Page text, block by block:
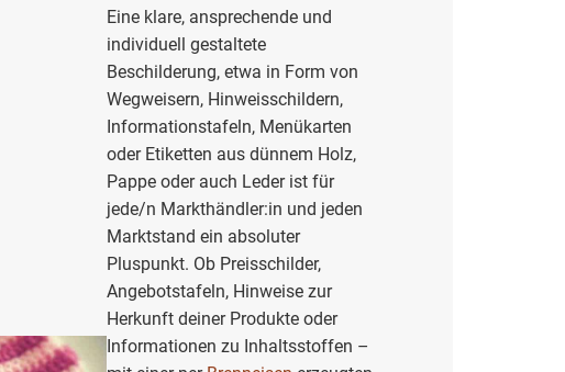
Eine klare, ansprechende und
individuell gestaltete
Beschilderung, etwa in Form von
Wegweisern, Hinweisschildern,
Informationstafeln, Menükarten
oder Etiketten aus dünnem Holz,
Pappe oder auch Leder ist für
jede/n Markthändler:in und jeden
Marktstand ein absoluter
Pluspunkt. Ob Preisschilder,
Angebotstafeln, Hinweise zur
Herkunft deiner Produkte oder
Informationen zu Inhaltsstoffen –